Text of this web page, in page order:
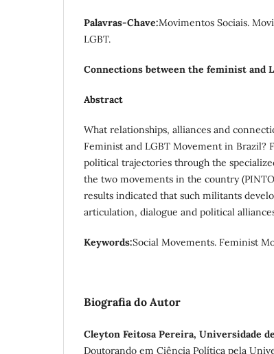
Palavras-Chave:Movimentos Sociais.
LGBT.
Connections between the feminist and
Abstract
What relationships, alliances and
Feminist and LGBT Movement in Brazil?
political trajectories through the
the two movements in the country
results indicated that such militants
articulation, dialogue and political
Keywords:Social Movements. Feminist
Biografia do Autor
Cleyton Feitosa Pereira, Universidade
Doutorando em Ciência Política pela